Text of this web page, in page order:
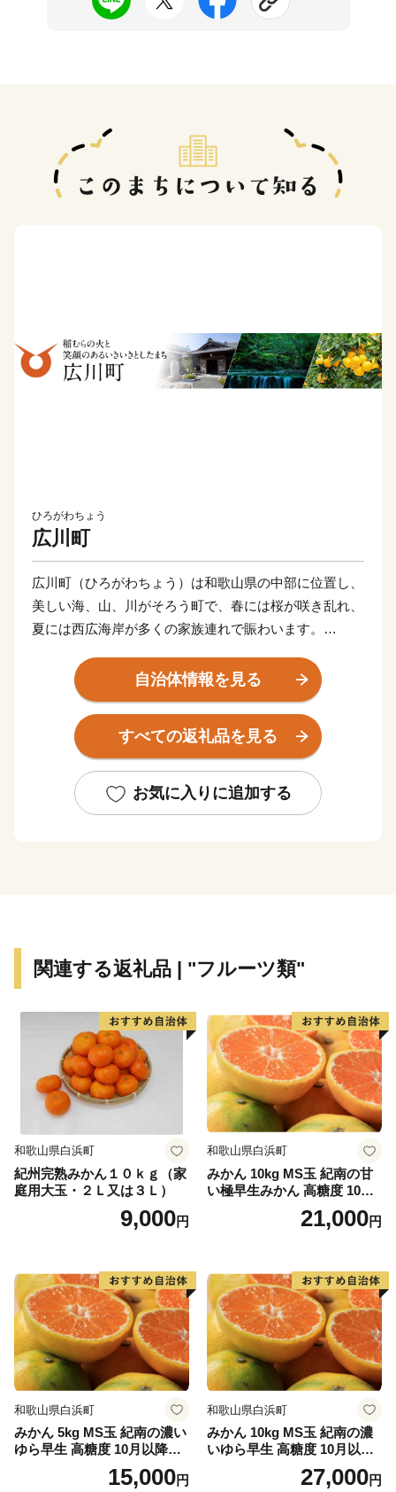
ひろがわちょう
広川町
広川町（ひろがわちょう）は和歌山県の中部に位置し、
美しい海、山、川がそろう町で、春には桜が咲き乱れ、
夏には西広海岸が多くの家族連れで賑わいます。
が込められており、特に有田みかんは広川町の名産品の
一つです。他にも、有田みかんなど柑橘類をはじめとし
た果物やその加工品、干物、ヒノキの日用品などが真心
込めて作られています。
の館」やその周辺の街並み、国の史跡にも登録されてい
る「広村堤防」など、歴史を感じられる町でもありま
自治体情報を見る
すべての返礼品を見る
お気に入りに追加する
関連する返礼品 | "フルーツ類"
和歌山県白浜町
紀州完熟みかん１０ｋｇ（家
庭用大玉・２Ｌ又は３Ｌ）
9,000円
和歌山県白浜町
みかん 10kg MS玉 紀南の甘
い極早生みかん 高糖度 10月
以降発送 マルチ被覆栽培
21,000円
和歌山県白浜町
みかん 5kg MS玉 紀南の濃い
ゆら早生 高糖度 10月以降発
送 マルチ被覆栽培15,000円
和歌山県白浜町
みかん 10kg MS玉 紀南の濃
いゆら早生 高糖度 10月以降
発送 マルチ被覆栽培27,000円